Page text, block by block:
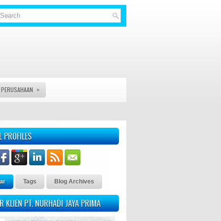
»
VISA DAN JASA LEGAL DOCUMENT LAINYA - KAMI PT. NURHADI
PROFILES
Tags Blog Archives
KLIEN PT. NURHADI JAYA PRIMA